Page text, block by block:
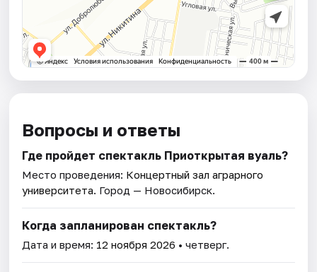
Вопросы и ответы
Где пройдет спектакль Приоткрытая вуаль?
Место проведения: Концертный зал аграрного
университета. Город — Новосибирск.
Когда запланирован спектакль?
Дата и время: 12 ноября 2026 • четверг.